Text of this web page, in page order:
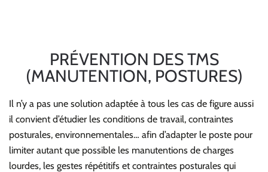
PRÉVENTION DES TMS
(MANUTENTION, POSTURES)
Il n’y a pas une solution adaptée à tous les cas de figure aussi
il convient d’étudier les conditions de travail, contraintes
posturales, environnementales… afin d’adapter le poste pour
limiter autant que possible les manutentions de charges
lourdes, les gestes répétitifs et contraintes posturales qui